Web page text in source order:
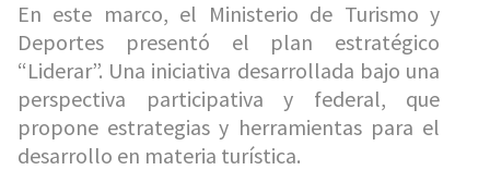
En este marco, el Ministerio de Turismo y
Deportes presentó el plan estratégico
“Liderar”. Una iniciativa desarrollada bajo una
perspectiva participativa y federal, que
propone estrategias y herramientas para el
desarrollo en materia turística.